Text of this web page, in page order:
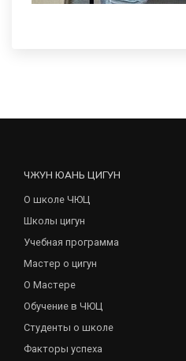
ЧЖУН ЮАНЬ ЦИГУН
О школе ЧЮЦ
Школы цигун
Учебная программа
Мастер о цигун
О Мастере
Обучение в ЧЮЦ
Студенты о школе
Факторы успеха